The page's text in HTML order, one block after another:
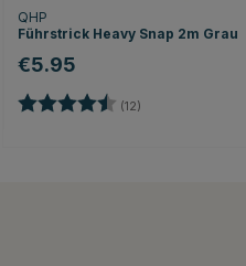
QHP
Führstrick Heavy Snap 2m Grau
€5.95
Bewertung: (12)